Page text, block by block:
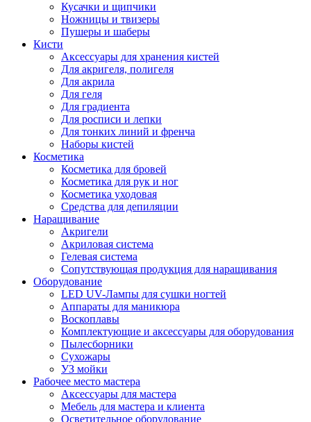
Кусачки и щипчики
Ножницы и твизеры
Пушеры и шаберы
Кисти
Аксессуары для хранения кистей
Для акригеля, полигеля
Для акрила
Для геля
Для градиента
Для росписи и лепки
Для тонких линий и френча
Наборы кистей
Косметика
Косметика для бровей
Косметика для рук и ног
Косметика уходовая
Средства для депиляции
Наращивание
Акригели
Акриловая система
Гелевая система
Сопутствующая продукция для наращивания
Оборудование
LED UV-Лампы для сушки ногтей
Аппараты для маникюра
Воскоплавы
Комплектующие и аксессуары для оборудования
Пылесборники
Сухожары
УЗ мойки
Рабочее место мастера
Аксессуары для мастера
Мебель для мастера и клиента
Осветительное оборудование